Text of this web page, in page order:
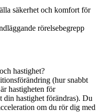
säkerhet och komfort för
rörelsebegrepp
hastighet?
(hur snabbt
hastigheten för
din hastighet förändras). Du
om du rör dig med